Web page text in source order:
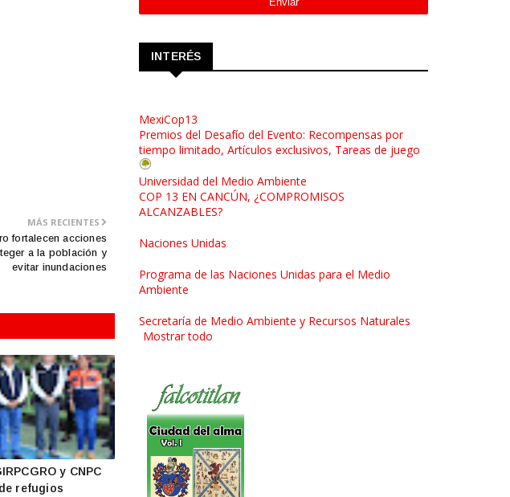
MÁS RECIENTES
fortalecen acciones
a la población y
evitar inundaciones
y CNPC
refugios
INTERÉS
MexiCop13
Premios del Desafío del Evento: Recompensas por
tiempo limitado, Artículos exclusivos, Tareas de juego
Universidad del Medio Ambiente
COP 13 EN CANCÚN, ¿COMPROMISOS
ALCANZABLES?
Naciones Unidas
Programa de las Naciones Unidas para el Medio
Ambiente
Secretaría de Medio Ambiente y Recursos Naturales
Mostrar todo